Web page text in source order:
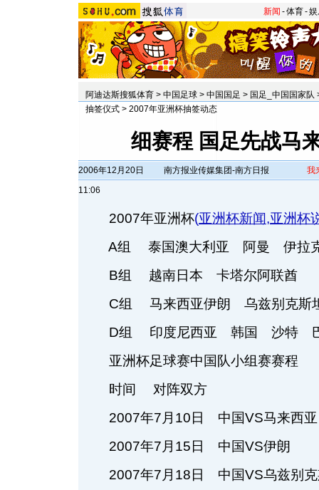
新闻 -体育-
阿迪达斯搜狐体育 > 中国足球 > 中国国足 > 国足_中国国家队
抽签仪式 > 2007年亚洲杯抽签动态
细赛程 国足先战马
2006年12月20日
11:06
南方报业传媒集团-南方日报 我
2007年亚洲杯(亚洲杯新闻,亚洲杯
A组 泰国澳大利亚 阿曼 伊拉
B组 越南日本 卡塔尔阿联酋
C组 马来西亚伊朗 乌兹别克斯
D组 印度尼西亚 韩国 沙特
亚洲杯足球赛中国队小组赛赛程
时间 对阵双方
2007年7月10日 中国VS马来西亚
2007年7月15日 中国VS伊朗
2007年7月18日 中国VS乌兹别克